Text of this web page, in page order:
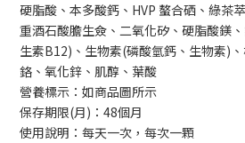
硬脂酸、本多酸鈣、HVP 螯合硒、綠茶
重酒石酸膽生僉、二氧化矽、硬脂酸鎂
生素B12)、生物素(磷酸氫鈣、生物素)
鉻、氧化鋅、肌醇、葉酸
營養標示：如商品圖所示
保存期限(月)：48個月
使用說明：每天一次，每次一顆